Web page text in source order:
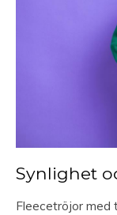
Synlighet
Fleecetröjor med